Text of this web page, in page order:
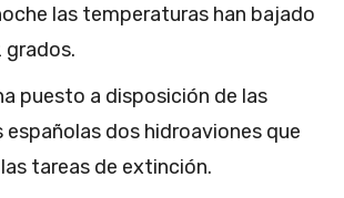
las temperaturas han bajado
grados.
puesto a disposición de las
dos hidroaviones que
tareas de extinción.